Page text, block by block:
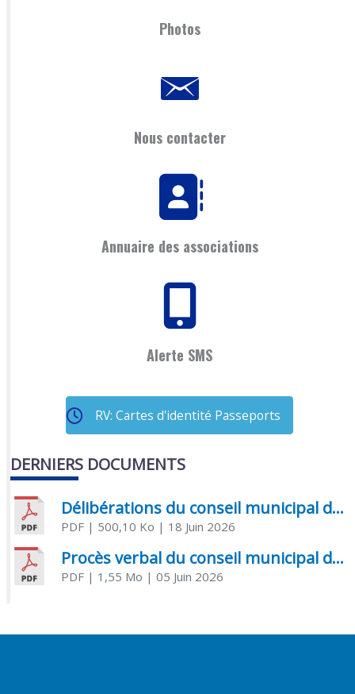
Photos
Nous contacter
Annuaire des associations
Alerte SMS
RV: Cartes d'identité Passeports
DERNIERS DOCUMENTS
Délibérations du conseil municipal du 18 juin 2026
PDF| 500,10 Ko | 18 Juin 2026
Procès verbal du conseil municipal du 05 juin 2026
PDF| 1,55 Mo | 05 Juin 2026